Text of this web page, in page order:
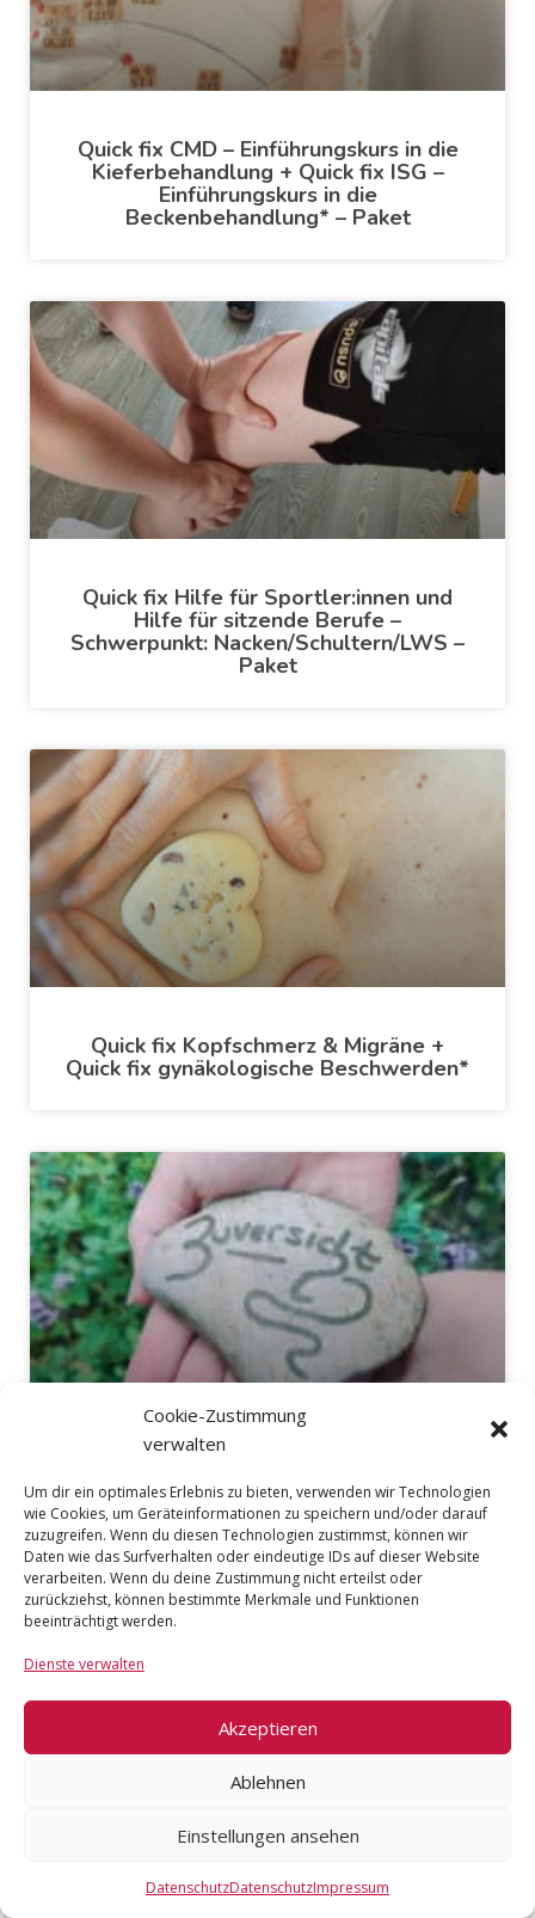
Cookie-Zustimmung
verwalten
Um dir ein optimales Erlebnis zu bieten, verwenden wir Technologien
wie Cookies, um Geräteinformationen zu speichern und/oder darauf
zuzugreifen. Wenn du diesen Technologien zustimmst, können wir
Daten wie das Surfverhalten oder eindeutige IDs auf dieser Website
verarbeiten. Wenn du deine Zustimmung nicht erteilst oder
zurückziehst, können bestimmte Merkmale und Funktionen
beeinträchtigt werden.
Dienste verwalten
Akzeptieren
Ablehnen
Einstellungen ansehen
DatenschutzDatenschutzImpressum
Quick fix CMD – Einführungskurs in die
Kieferbehandlung + Quick fix ISG –
Einführungskurs in die
Beckenbehandlung* – Paket
Quick fix Hilfe für Sportler:innen und
Hilfe für sitzende Berufe –
Schwerpunkt: Nacken/Schultern/LWS –
Paket
Quick fix Kopfschmerz & Migräne +
Quick fix gynäkologische Beschwerden*
Quick fix ME/CFS & Long
Begleitung – Paket*
Quick fix mit Faszien Tools – IASTM +
Quick fix Narben*